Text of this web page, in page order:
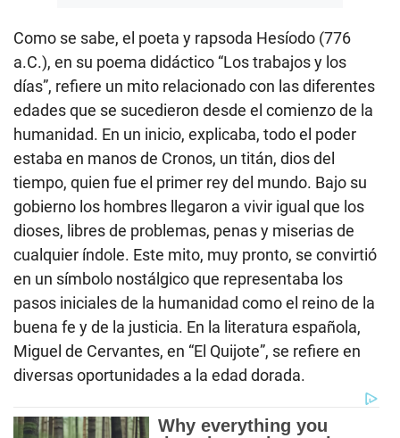
Como se sabe, el poeta y rapsoda Hesíodo (776
a.C.), en su poema didáctico “Los trabajos y los
días”, refiere un mito relacionado con las diferentes
edades que se sucedieron desde el comienzo de la
humanidad. En un inicio, explicaba, todo el poder
estaba en manos de Cronos, un titán, dios del
tiempo, quien fue el primer rey del mundo. Bajo su
gobierno los hombres llegaron a vivir igual que los
dioses, libres de problemas, penas y miserias de
cualquier índole. Este mito, muy pronto, se convirtió
en un símbolo nostálgico que representaba los
pasos iniciales de la humanidad como el reino de la
buena fe y de la justicia. En la literatura española,
Miguel de Cervantes, en “El Quijote”, se refiere en
diversas oportunidades a la edad dorada.